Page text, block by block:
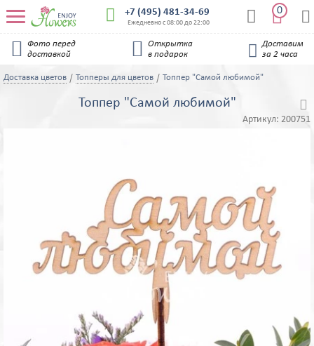
 +7 (495) 481-34-69
Ежедневно с 08:00 до 22:00  
0 

Фото перед
доставкой

Открытка
в подарок

Доставим
за 2 часа
Доставка цветов Топперы для цветов Топпер "Самой любимой"
Топпер "Самой любимой"
Артикул: 200751
